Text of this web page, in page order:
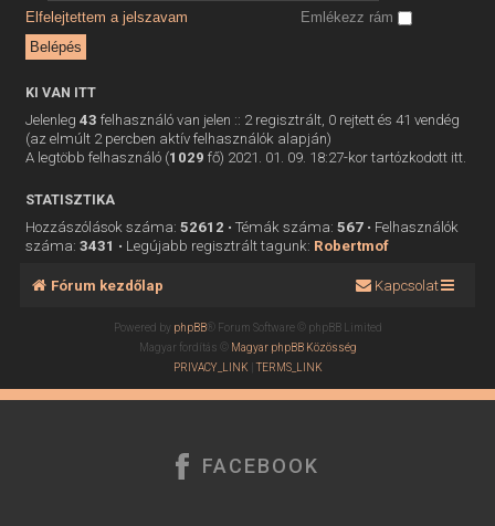
Elfelejtettem a jelszavam Emlékezz rám
KI VAN ITT
Jelenleg 43 felhasználó van jelen :: 2 regisztrált, 0 rejtett és 41 vendég
(az elmúlt 2 percben aktív felhasználók alapján)
A legtöbb felhasználó (1029 fő) 2021. 01. 09. 18:27-kor tartózkodott itt.
STATISZTIKA
Hozzászólások száma: 52612 • Témák száma: 567• Felhasználók
száma: 3431 • Legújabb regisztrált tagunk: Robertmof
Fórum kezdőlap Kapcsolat
Powered by phpBB® Forum Software © phpBB Limited
Magyar fordítás © Magyar phpBB Közösség
PRIVACY_LINK |TERMS_LINK
FACEBOOK